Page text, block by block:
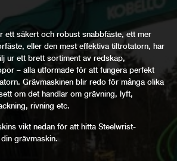
ett säkert och robust snabbfäste, ett mer
eller den mest effektiva tiltrotatorn, har
ur ett brett sortiment av redskap,
– alla utformade för att fungera perfekt
Grävmaskinen blir redo för många olika
om det handlar om grävning, lyft,
rivning etc.
vikt nedan för att hitta Steelwrist-
grävmaskin.